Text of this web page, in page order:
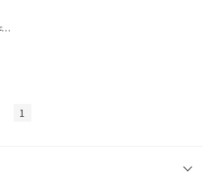
[グラミチ]ウィメンズナイロンガーデンパンツ
1